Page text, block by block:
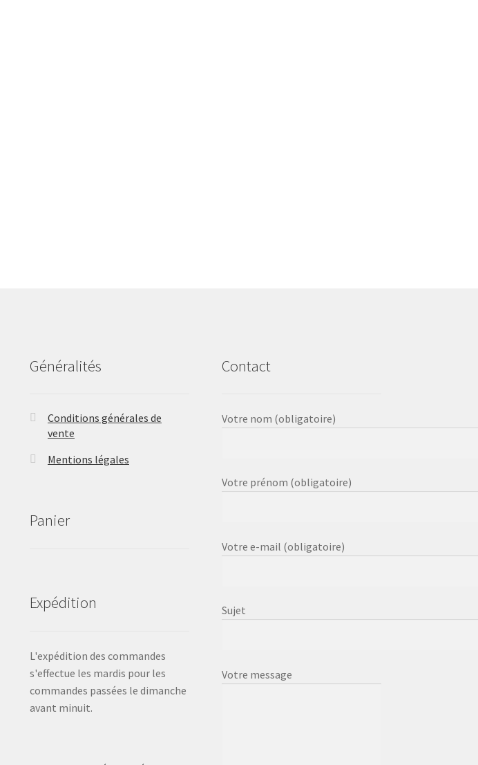
Généralités
Conditions générales de
vente
Mentions légales
Panier
Expédition
L'expédition des commandes
s'effectue les mardis pour les
commandes passées le dimanche
avant minuit.
Contact
Votre nom (obligatoire)
Votre prénom (obligatoire)
Votre e-mail (obligatoire)
Sujet
Votre message